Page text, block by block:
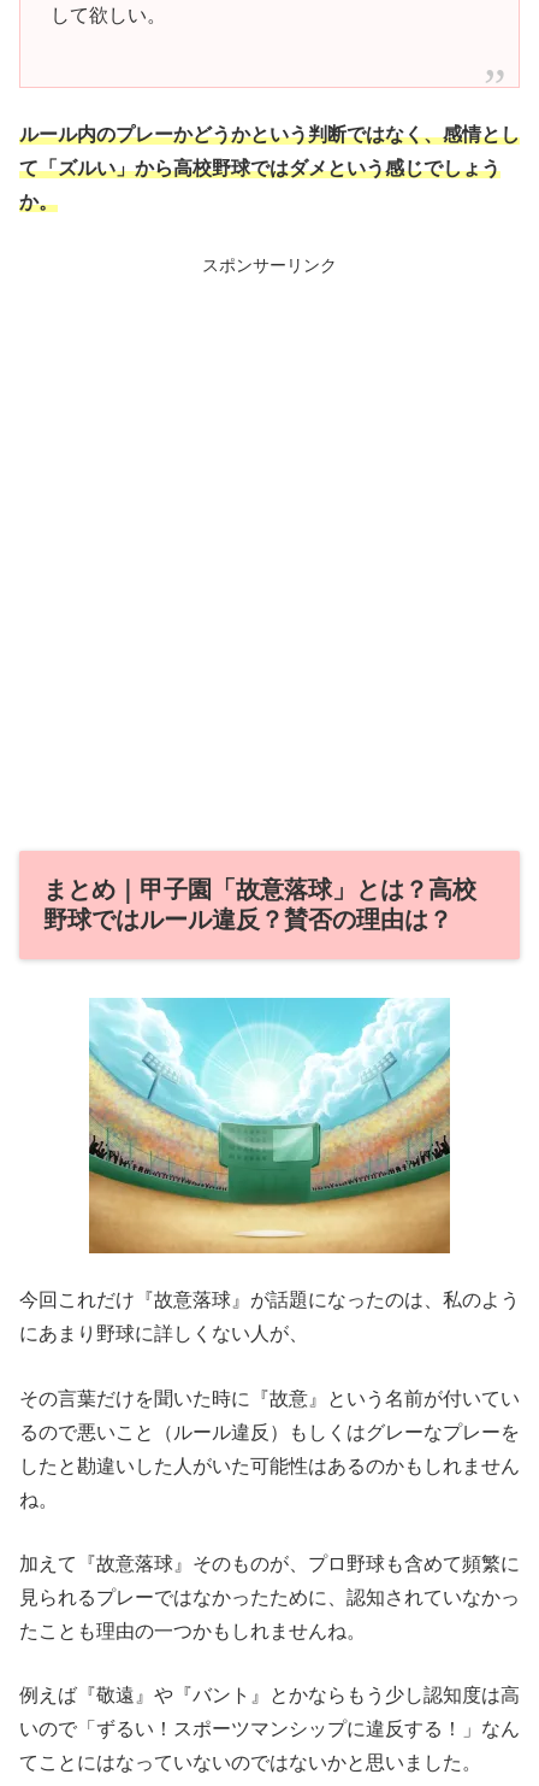
して欲しい。
ルール内のプレーかどうかという判断ではなく、感情とし
て「ズルい」から高校野球ではダメという感じでしょう
か。
スポンサーリンク
まとめ｜甲子園「故意落球」とは？高校
野球ではルール違反？賛否の理由は？
今回これだけ『故意落球』が話題になったのは、私のよう
にあまり野球に詳しくない人が、
その言葉だけを聞いた時に『故意』という名前が付いてい
るので悪いこと（ルール違反）もしくはグレーなプレーを
したと勘違いした人がいた可能性はあるのかもしれません
ね。
加えて『故意落球』そのものが、プロ野球も含めて頻繁に
見られるプレーではなかったために、認知されていなかっ
たことも理由の一つかもしれませんね。
例えば『敬遠』や『バント』とかならもう少し認知度は高
いので 「ずるい！スポーツマンシップに違反する！」なん
てことにはなっていないのではないかと思いました。